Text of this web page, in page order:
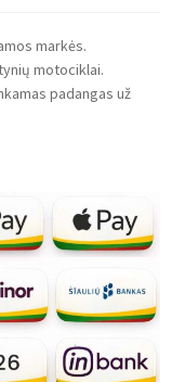
markės.
motociklai.
padangas už